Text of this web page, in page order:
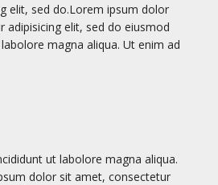
elit, sed do.Lorem ipsum dolor
adipisicing elit, sed do eiusmod
magna aliqua. Ut enim ad
ut labolore magna aliqua.
dolor sit amet, consectetur